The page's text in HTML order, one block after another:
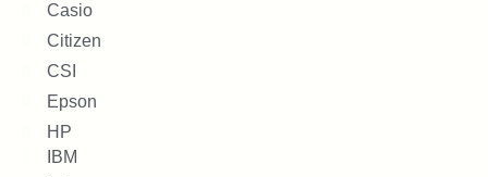
Casio
Citizen
CSI
Epson
HP
IBM